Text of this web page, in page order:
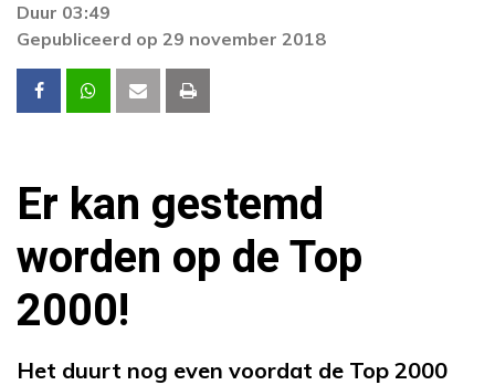
De gewenste stream is op dit moment niet
voordoen, neem dan contact op met onze
klantenservice.
Duur 03:49
Gepubliceerd op 29 november 2018
Er kan gestemd
worden op de Top
2000!
Het duurt nog even voordat de Top 2000